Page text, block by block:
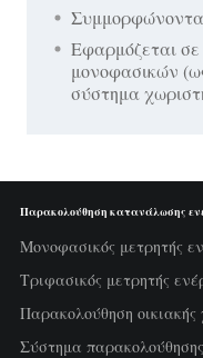
Εφαρμόζεται
μονοφασικών
σύστημα
Παρακολούθηση κατανάλωσης
Μονοφασικός μετρητής
Τριφασικός μετρητής
Παρακολούθηση οικιακής
Σύστημα